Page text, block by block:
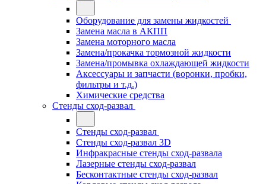
Оборудование для замены жидкостей
Замена масла в АКПП
Замена моторного масла
Замена/прокачка тормозной жидкости
Замена/промывка охлаждающей жидкости
Аксессуары и запчасти (воронки, пробки,
фильтры и т.д.)
Химические средства
Стенды сход-развал
Стенды сход-развал
Стенды сход-развал 3D
Инфракрасные стенды сход-развала
Лазерные стенды сход-развал
Бесконтактные стенды сход-развал